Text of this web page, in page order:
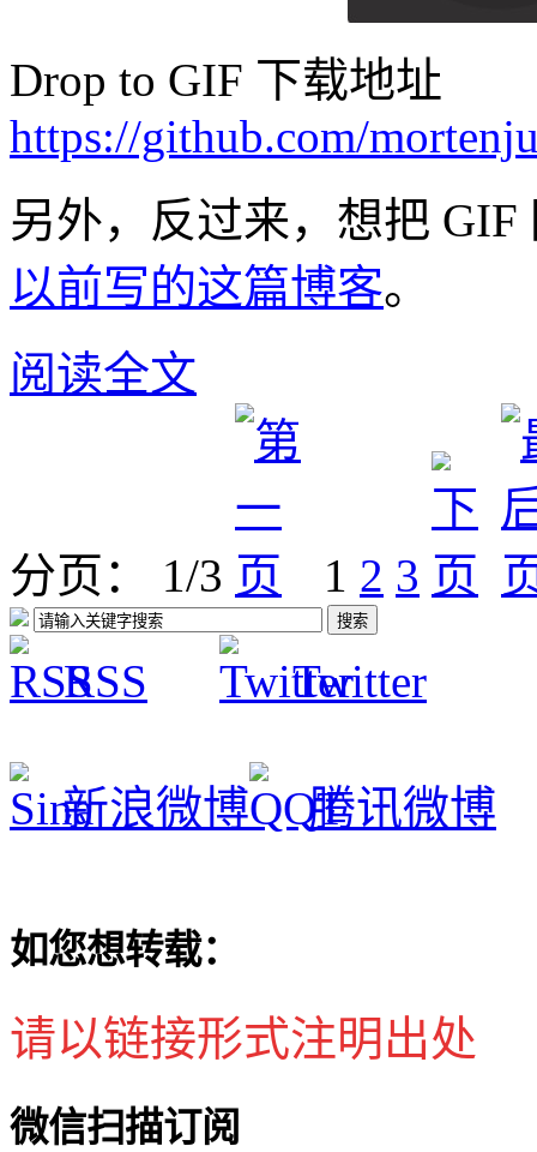
Drop to GIF 下载地址
https://github.com/
另外，反过来，想把
以前写的这篇博客。
阅读全文
分页： 1/3 1 2 3
RSS Twitter
新浪微博 腾讯微博
如您想转载：
请以链接形式注明出处
微信扫描订阅